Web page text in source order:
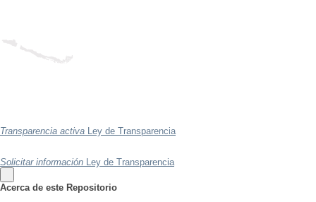
Transparencia activa Ley de Transparencia
Solicitar información Ley de Transparencia
Acerca de este Repositorio